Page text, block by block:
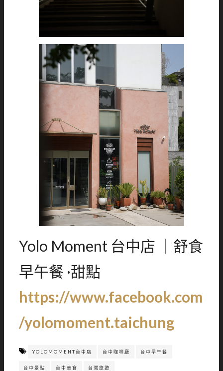
Yolo Moment 台中店 ｜舒食
早午餐 ·甜點
https://www.facebook.com
/yolomoment.taichung
YOLOMOMENT台中店 台中咖啡廳 台中早午餐
台中景點 台中美食 台灣旅遊